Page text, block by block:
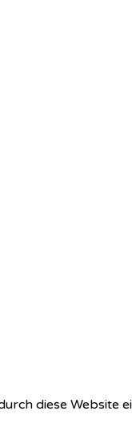
diese Website